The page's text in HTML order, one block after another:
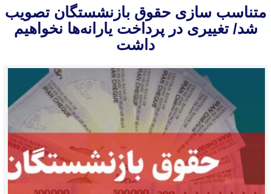
متناسب سازی حقوق بازنشستگان تصویب
شد/ تغییری در پرداخت یارانه‌ها نخواهیم
داشت